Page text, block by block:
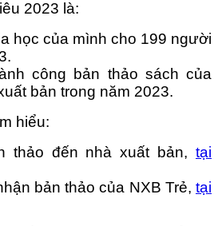
2023 là:
học của mình cho 199 người
công bản thảo sách của
bản trong năm 2023.
hiểu:
thảo đến nhà xuất bản, tại
bản thảo của NXB Trẻ, tại